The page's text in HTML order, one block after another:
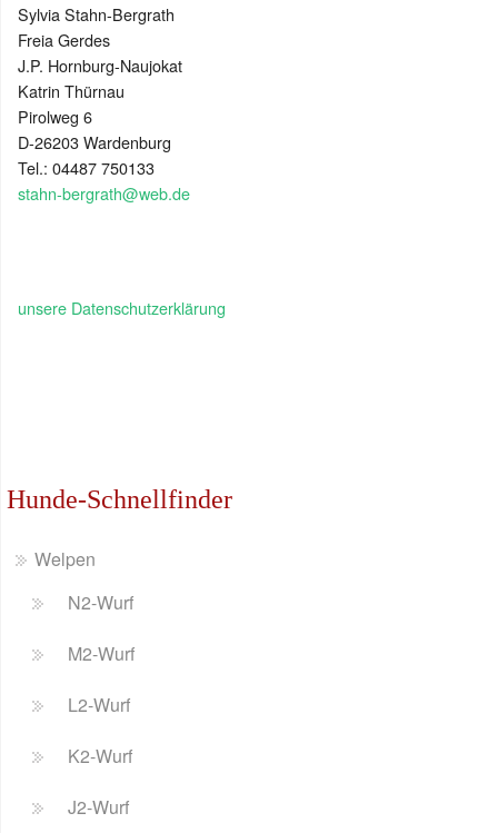
Sylvia Stahn-Bergrath
Freia Gerdes
J.P. Hornburg-Naujokat
Katrin Thürnau
Pirolweg 6
D-26203 Wardenburg
Tel.: 04487 750133
stahn-bergrath@web.de
unsere Datenschutzerklärung
Hunde-Schnellfinder
Welpen
N2-Wurf
M2-Wurf
L2-Wurf
K2-Wurf
J2-Wurf